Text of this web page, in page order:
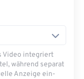
Video integriert
während separat
Anzeige ein-